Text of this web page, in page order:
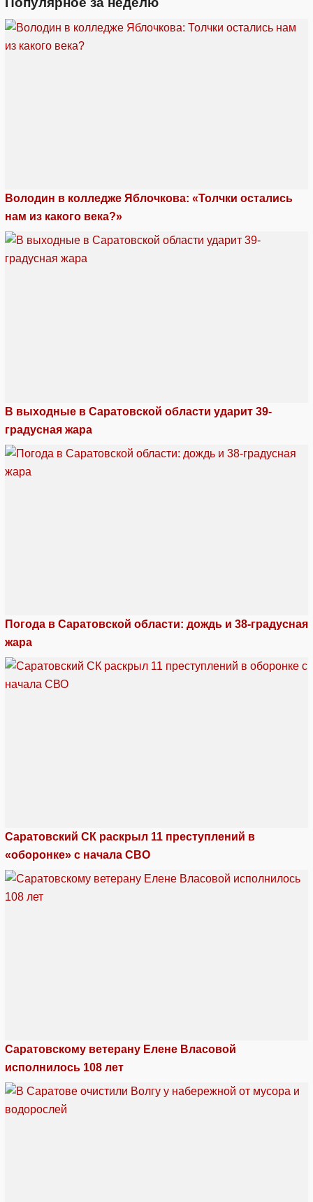
Володин в колледже Яблочкова: «Толчки остались
нам из какого века?»
В выходные в Саратовской области ударит 39-
градусная жара
Погода в Саратовской области: дождь и 38-градусная
жара
Саратовский СК раскрыл 11 преступлений в
«оборонке» с начала СВО
Саратовскому ветерану Елене Власовой
исполнилось 108 лет